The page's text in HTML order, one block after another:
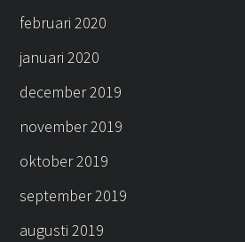
februari 2020
januari 2020
december 2019
november 2019
oktober 2019
september 2019
augusti 2019